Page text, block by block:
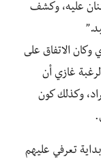
عليه، وكشف
وكان الاتفاق على
غازي أن
وكذلك كون
تعرفي عليهم